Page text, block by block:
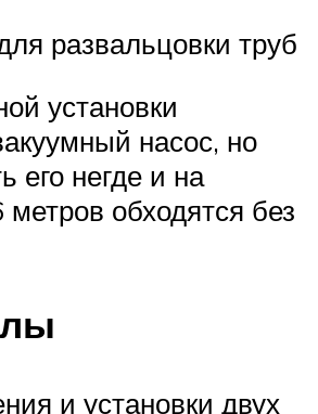
развальцовки труб
установки
насос, но
его негде и на
метров обходятся без
и установки двух